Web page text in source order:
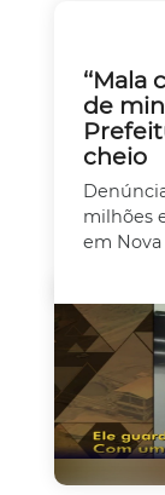
de
cheio
milhões
em